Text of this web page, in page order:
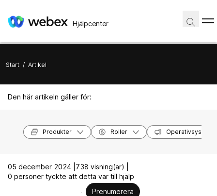
Hjälpcenter
Start / Artikel
Den här artikeln gäller för:
Produkter Roller Operativsystem
05 december 2024 | 738 visning(ar) |
0 personer tyckte att detta var till hjälp
Prenumerera